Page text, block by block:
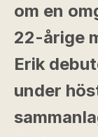
om en
22-årige
Erik
under